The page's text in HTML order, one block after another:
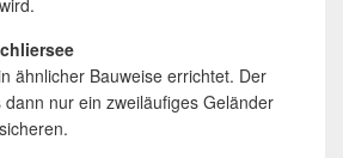
ähnlicher Bauweise errichtet. Der
nur ein zweiläufiges Geländer